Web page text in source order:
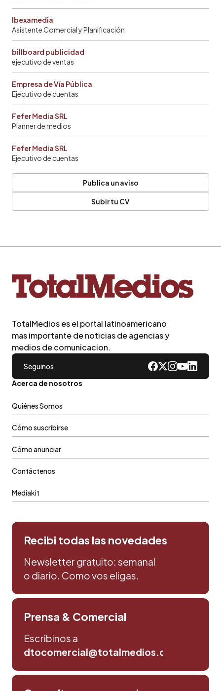
Ibexamedia
Asistente Comercial y Planificación
billboard publicidad
ejecutivo de ventas
Empresa de Vía Pública
Ejecutivo de cuentas
Fefer Media SRL
Planner de medios
Fefer Media SRL
Ejecutivo de cuentas
Publica un aviso
Subir tu CV
TotalMedios es el portal latinoamericano
mas importante de noticias de agencias y
medios de comunicacion.
Seguinos
Acerca de nosotros
Quiénes Somos
Cómo suscribirse
Cómo anunciar
Contáctenos
Mediakit
Recibi todas las novedades
Newsletter gratuito: semanal
o diario. Como vos eligas.
Prensa & Comercial
Escribinos a
dtocomercial@totalmedios.com